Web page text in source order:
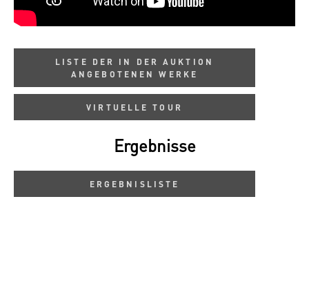
LISTE DER IN DER AUKTION
ANGEBOTENEN WERKE
VIRTUELLE TOUR
Ergebnisse
ERGEBNISLISTE